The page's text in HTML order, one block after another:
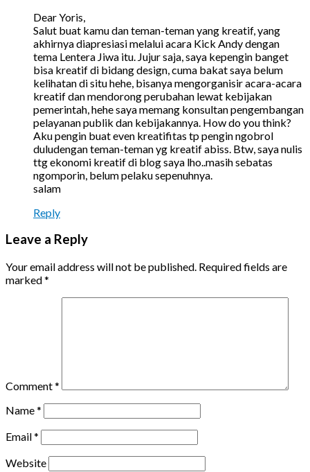
Dear Yoris,
Salut buat kamu dan teman-teman yang kreatif, yang
akhirnya diapresiasi melalui acara Kick Andy dengan
tema Lentera Jiwa itu. Jujur saja, saya kepengin banget
bisa kreatif di bidang design, cuma bakat saya belum
kelihatan di situ hehe, bisanya mengorganisir acara-acara
kreatif dan mendorong perubahan lewat kebijakan
pemerintah, hehe saya memang konsultan pengembangan
pelayanan publik dan kebijakannya. How do you think?
Aku pengin buat even kreatifitas tp pengin ngobrol
duludengan teman-teman yg kreatif abiss. Btw, saya nulis
ttg ekonomi kreatif di blog saya lho..masih sebatas
ngomporin, belum pelaku sepenuhnya.
salam
Reply
Leave a Reply
Your email address will not be published. Required fields are
marked*
Comment*
Name*
Email*
Website